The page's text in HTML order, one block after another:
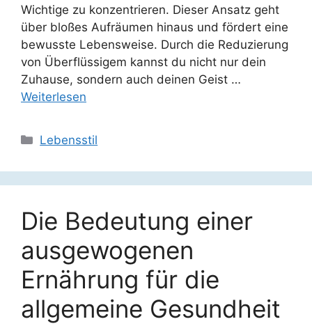
Wichtige zu konzentrieren. Dieser Ansatz geht
über bloßes Aufräumen hinaus und fördert eine
bewusste Lebensweise. Durch die Reduzierung
von Überflüssigem kannst du nicht nur dein
Zuhause, sondern auch deinen Geist …
Weiterlesen
Kategorien
Lebensstil
Die Bedeutung einer
ausgewogenen
Ernährung für die
allgemeine Gesundheit